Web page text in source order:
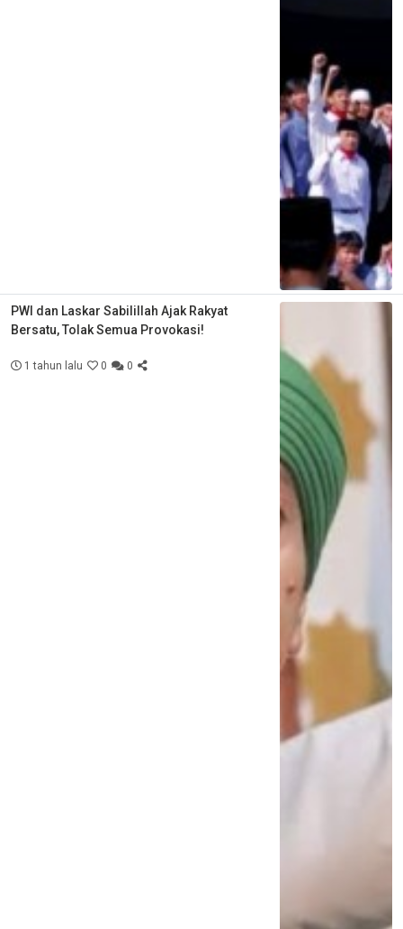
PWI dan Laskar Sabilillah Ajak Rakyat
Bersatu, Tolak Semua Provokasi!
1 tahun lalu 0 0